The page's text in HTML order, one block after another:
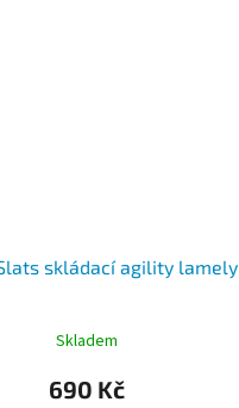
skládací agility lamely
Skladem
690 Kč